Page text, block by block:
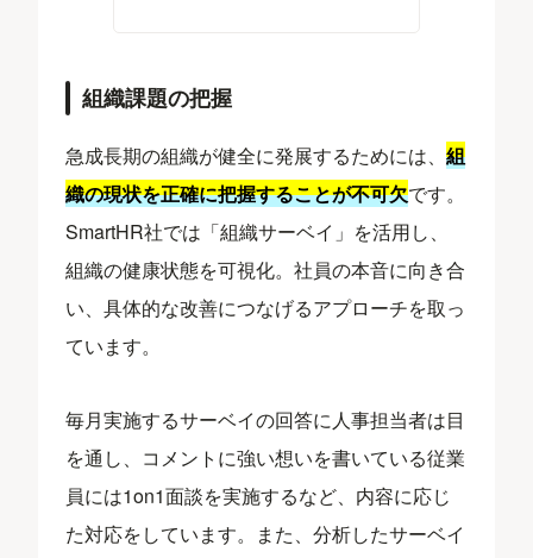
組織課題の把握
急成長期の組織が健全に発展するためには、組
織の現状を正確に把握することが不可欠です。
SmartHR社では「組織サーベイ」を活用し、
組織の健康状態を可視化。社員の本音に向き合
い、具体的な改善につなげるアプローチを取っ
ています。
毎月実施するサーベイの回答に人事担当者は目
を通し、コメントに強い想いを書いている従業
員には1on1面談を実施するなど、内容に応じ
た対応をしています。また、分析したサーベイ